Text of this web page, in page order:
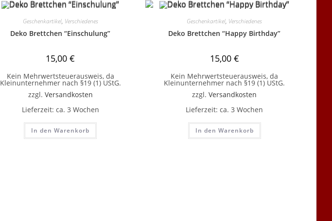
Geschenkartikel, Verschiedenes
Deko Brettchen “Einschulung”
15,00€
Kein Mehrwertsteuerausweis, da
Kleinunternehmer nach §19 (1) UStG.
zzgl. Versandkosten
Lieferzeit: ca. 3 Wochen
In den Warenkorb
Geschenkartikel, Verschiedenes
Deko Brettchen “Happy Birthday”
15,00 €
Kein Mehrwertsteuerausweis, da
Kleinunternehmer nach §19 (1) UStG.
zzgl.Versandkosten
Lieferzeit:ca. 3 Wochen
In den Warenkorb